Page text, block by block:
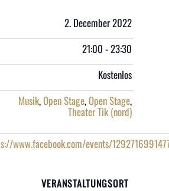
2. December 2022
21:00 - 23:30
Kostenlos
Musik,Open Stage,Open Stage,
Theater Tik (nord)
www.facebook.com/events/
VERANSTALTUNGSORT